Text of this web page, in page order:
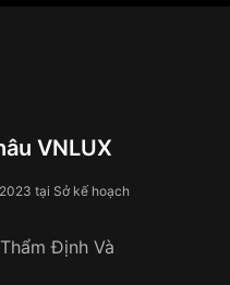
dụng.
cấp, có độ bền cao,
của đồng hồ dây da
có giá thành khá
chùi và nếu đeo quá
VNLUX
tại Sở kế hoạch
Định Và